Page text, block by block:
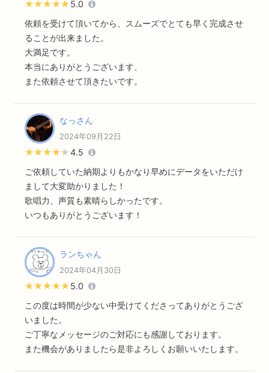
★★★★★
★★★★★ 5.0
依頼を受けて頂いてから、スムーズでとても早く完成させ
ることが出来ました。
大満足です。
本当にありがとうございます、
また依頼させて頂きたいです。
なっさん
2024年09月22日
★★★★★
★★★★★4.5
ご依頼していた納期よりもかなり早めにデータをいただけ
まして大変助かりました！
歌唱力、声質も素晴らしかったです。
いつもありがとうございます！
ランちゃん
2024年04月30日
★★★★★
★★★★★ 5.0
この度は時間が少ない中受けてくださってありがとうござ
いました。
ご丁寧なメッセージのご対応にも感謝しております。
また機会がありましたら是非よろしくお願いいたします。